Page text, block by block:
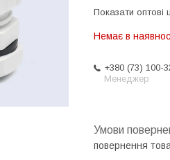
Показати оптові
Немає в
+380 (73) 100-
Менеджер
повернення